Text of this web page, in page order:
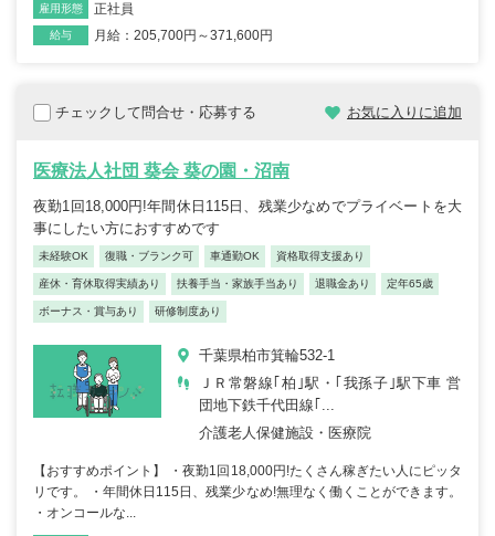
雇用形態 正社員
給与 月給：205,700円～371,600円
チェックして問合せ・応募する お気に入りに追加
医療法人社団 葵会 葵の園・沼南
夜勤1回18,000円!年間休日115日、残業少なめでプライベートを大
事にしたい方におすすめです
未経験OK 復職・ブランク可 車通勤OK 資格取得支援あり
産休・育休取得実績あり 扶養手当・家族手当あり 退職金あり 定年65歳
ボーナス・賞与あり 研修制度あり
千葉県柏市箕輪532-1
ＪＲ常磐線｢柏｣駅・｢我孫子｣駅下車 営
団地下鉄千代田線｢...
介護老人保健施設・医療院
【おすすめポイント】 ・夜勤1回18,000円!たくさん稼ぎたい人にピッタ
リです。 ・年間休日115日、残業少なめ!無理なく働くことができます。
・オンコールな...